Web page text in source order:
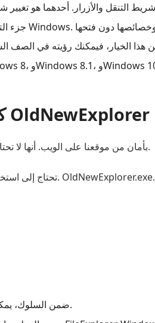
كيف يعمل OldNewExplorer
قم بتنزيل تطبيق OldNewExplorer بأمان من موقعنا على الويب. أنها لا تحتاج إلى التثبيت. يمكن تشغيله بعد التنزيل.
سيتم الإعلان عن هذا كملف WinRAR. تحتاج إلى استخراجه إلى الموقع المطلوب. الآن افتحه. OldNewExplorer.exe.
ضمن السلوك، يمكنك رؤية قسمين: استخدام محرك الأقراص الكلاسيكي واستخدام المكتبات.